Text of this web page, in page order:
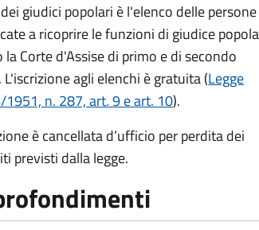
dei giudici popolari è l'elenco delle persone
a ricoprire le funzioni di giudice
la Corte d'Assise di primo e di secondo
L'iscrizione agli elenchi è gratuita (Legge
n. 287, art. 9 e art. 10).
è cancellata d’ufficio per perdita dei
previsti dalla legge.